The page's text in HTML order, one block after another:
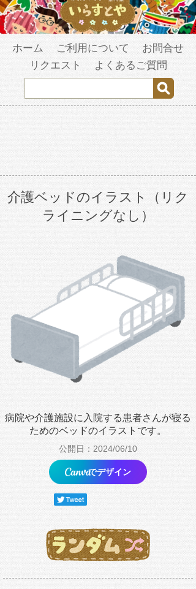
ホーム ご利用について
お問合せ
リクエスト
よくあるご質問
介護ベッドのイラスト（リク
ライニングなし）
病院や介護施設に入院する患者さんが寝る
ためのベッドのイラストです。
公開日：2024/06/10
でデザイン